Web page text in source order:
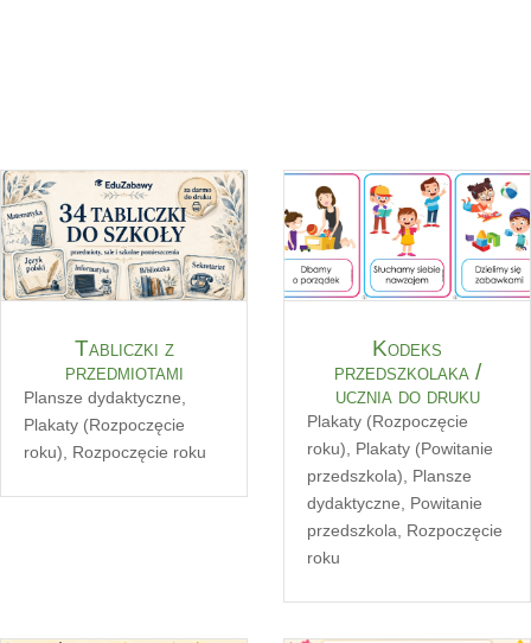
Tabliczki z
przedmiotami
Plansze dydaktyczne
Plakaty (Rozpoczęcie
roku)
Rozpoczęcie roku
Kodeks
przedszkolaka /
ucznia do druku
Plakaty (Rozpoczęcie
roku)
Plakaty (Powitanie
przedszkola)
Plansze
dydaktyczne
Powitanie
przedszkola
Rozpoczęcie
roku